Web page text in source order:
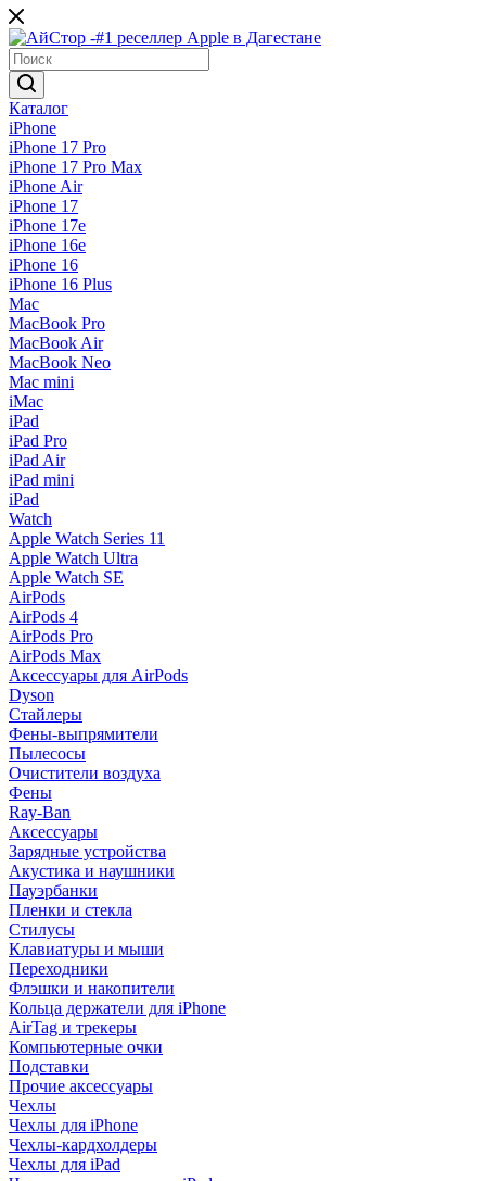
Каталог
iPhone
iPhone 17 Pro
iPhone 17 Pro Max
iPhone Air
iPhone 17
iPhone 17e
iPhone 16e
iPhone 16
iPhone 16 Plus
Mac
MacBook Pro
MacBook Air
MacBook Neo
Mac mini
iMac
iPad
iPad Pro
iPad Air
iPad mini
iPad
Watch
Apple Watch Series 11
Apple Watch Ultra
Apple Watch SE
AirPods
AirPods 4
AirPods Pro
AirPods Max
Аксессуары для AirPods
Dyson
Стайлеры
Фены-выпрямители
Пылесосы
Очистители воздуха
Фены
Ray-Ban
Аксессуары
Зарядные устройства
Акустика и наушники
Пауэрбанки
Пленки и стекла
Стилусы
Клавиатуры и мыши
Переходники
Флэшки и накопители
Кольца держатели для iPhone
AirTag и трекеры
Компьютерные очки
Подставки
Прочие аксессуары
Чехлы
Чехлы для iPhone
Чехлы-кардхолдеры
Чехлы для iPad